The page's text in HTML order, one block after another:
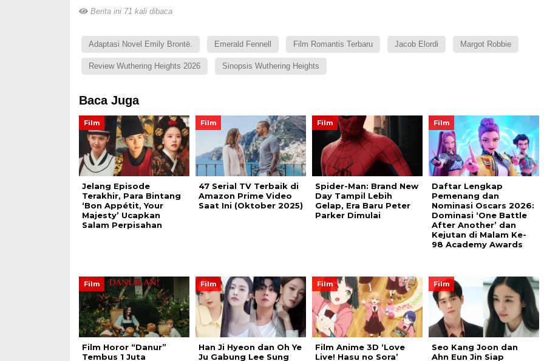
Berita ini 71 kali dibaca
Adaptasi Novel Emily Brontë. Emerald Fennell Film Romantis Terbaru Jacob Elordi Margot Robbie
Review Wuthering Heights 2026 Sinopsis Wuthering Heights
Baca Juga
Film
Jelang Episode
Terakhir, Para Bintang
‘Bon Appétit, Your
Majesty’ Ucapkan
Salam Perpisahan
Film
47 Serial TV Terbaik di
Amazon Prime Video
Saat Ini (Oktober 2025)
Film
Spider-Man: Brand New
Day Tampil Lebih
Gelap, Era Baru Peter
Parker Dimulai
Film
Daftar Lengkap
Pemenang dan
Nominasi Oscars 2026:
Dominasi ‘One Battle
After Another’ dan
Kejutan di Malam Ke-
98 Academy Awards
Film
Film Horor “Danur”
Tembus 1 Juta
Film
Han Ji Hyeon dan Oh Ye
Ju Gabung Lee Sung
Film
Film Anime 3D ‘Love
Live! Hasu no Sora’
Film
Seo Kang Joon dan
Ahn Eun Jin Siap